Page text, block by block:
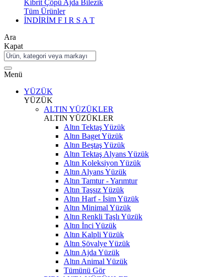
Kibrit Çöpü Ajda Bilezik
Tüm Ürünler
İNDİRİM F I R S A T
Ara
Kapat
Menü
YÜZÜK
YÜZÜK
ALTIN YÜZÜKLER
ALTIN YÜZÜKLER
Altın Tektaş Yüzük
Altın Baget Yüzük
Altın Beştaş Yüzük
Altın Tektaş Alyans Yüzük
Altın Koleksiyon Yüzük
Altın Alyans Yüzük
Altın Tamtur - Yarımtur
Altın Taşsız Yüzük
Altın Harf - İsim Yüzük
Altın Minimal Yüzük
Altın Renkli Taşlı Yüzük
Altın İnci Yüzük
Altın Kalpli Yüzük
Altın Şövalye Yüzük
Altın Ajda Yüzük
Altın Animal Yüzük
Tümünü Gör